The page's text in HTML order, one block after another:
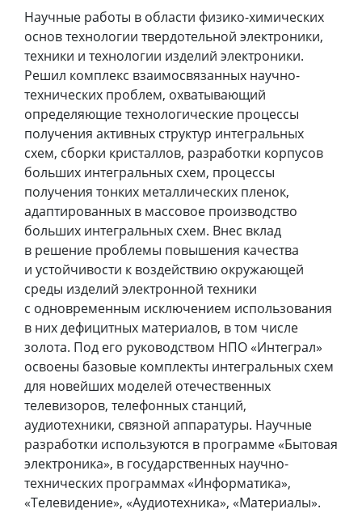
Научные работы в области физико-химических
основ технологии твердотельной электроники,
техники и технологии изделий электроники.
Решил комплекс взаимосвязанных научно-
технических проблем, охватывающий
определяющие технологические процессы
получения активных структур интегральных
схем, сборки кристаллов, разработки корпусов
больших интегральных схем, процессы
получения тонких металлических пленок,
адаптированных в массовое производство
больших интегральных схем. Внес вклад
в решение проблемы повышения качества
и устойчивости к воздействию окружающей
среды изделий электронной техники
с одновременным исключением использования
в них дефицитных материалов, в том числе
золота. Под его руководством НПО «Интеграл»
освоены базовые комплекты интегральных схем
для новейших моделей отечественных
телевизоров, телефонных станций,
аудиотехники, связной аппаратуры. Научные
разработки используются в программе «Бытовая
электроника», в государственных научно-
технических программах «Информатика»,
«Телевидение», «Аудиотехника», «Материалы».